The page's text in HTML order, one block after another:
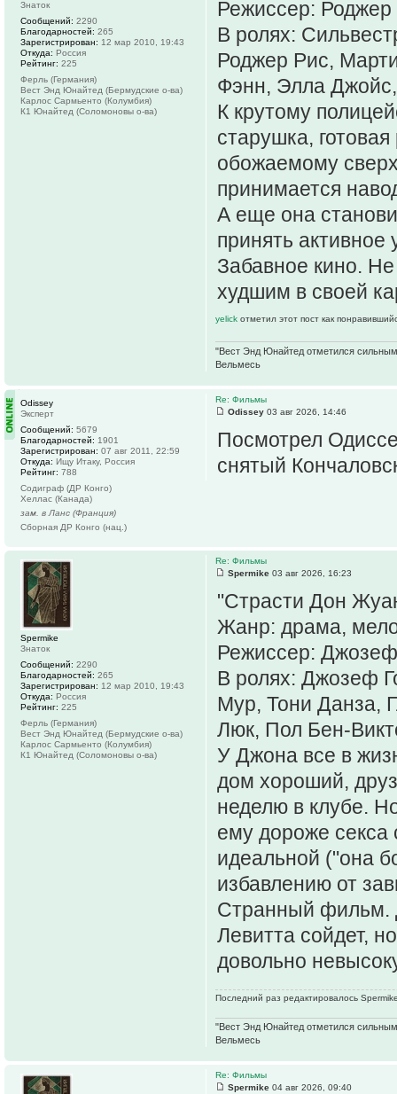
Режиссер: Роджер
В ролях:
Роджер Рис,
Фэнн, Элла
К крутому
старушка,
обожаемому
принимается
А еще она
принять
Забавное кино.
худшим в своей
yelick отметил этот пост как
"Вест Энд Юнайтед отметился сильным
Вельмесь
Знаток
Сообщений: 2290
Благодарностей: 265
Зарегистрирован: 12 мар 2010, 19:43
Откуда: Россия
Рейтинг: 225
Ферль (Германия)
Вест Энд Юнайтед (Бермудские о-ва)
Карлос Сармьенто (Колумбия)
К1 Юнайтед (Соломоновы о-ва)
Re: Фильмы
Odissey 03 авг 2026, 14:46
Посмотрел
снятый
Odissey
Эксперт
Сообщений: 5679
Благодарностей: 1901
Зарегистрирован: 07 авг 2011, 22:59
Откуда: Ищу Итаку, Россия
Рейтинг: 788
Содиграф (ДР Конго)
Хеллас (Канада)
зам. в Ланс (Франция)
Сборная ДР Конго (нац.)
Re: Фильмы
Spermike 03 авг 2026, 16:23
"Страсти Дон
Жанр: драма,
Режиссер:
В ролях: Джозеф
Мур, Тони Данза,
Люк, Пол Бен-
У Джона все в
дом хороший,
неделю в клубе.
ему дороже
идеальной ("она
избавлению от
Странный фильм.
Левитта сойдет,
довольно
Последний раз редактировалось
"Вест Энд Юнайтед отметился сильным
Вельмесь
Spermike
Знаток
Сообщений: 2290
Благодарностей: 265
Зарегистрирован: 12 мар 2010, 19:43
Откуда: Россия
Рейтинг: 225
Ферль (Германия)
Вест Энд Юнайтед (Бермудские о-ва)
Карлос Сармьенто (Колумбия)
К1 Юнайтед (Соломоновы о-ва)
Re: Фильмы
Spermike 04 авг 2026, 09:40